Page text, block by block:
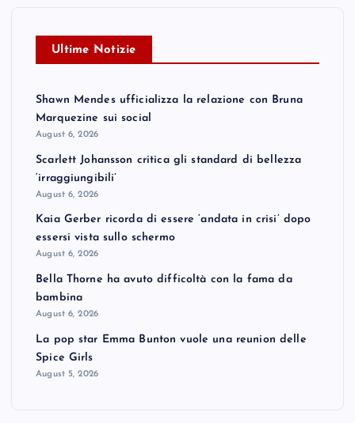
Ultime Notizie
Shawn Mendes ufficializza la relazione con Bruna
Marquezine sui social
August 6, 2026
Scarlett Johansson critica gli standard di bellezza
‘irraggiungibili’
August 6, 2026
Kaia Gerber ricorda di essere ‘andata in crisi’ dopo
essersi vista sullo schermo
August 6, 2026
Bella Thorne ha avuto difficoltà con la fama da
bambina
August 6, 2026
La pop star Emma Bunton vuole una reunion delle
Spice Girls
August 5, 2026